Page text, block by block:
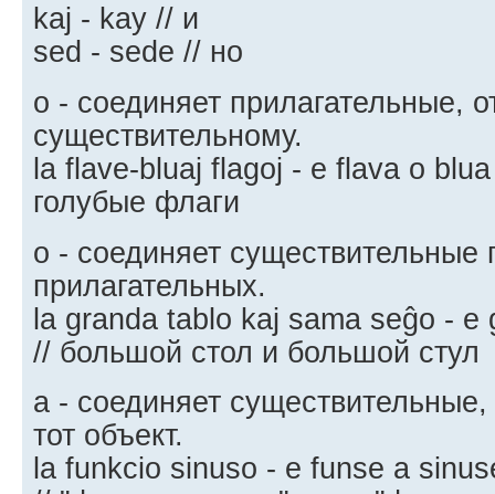
kaj - kay // и
sed - sede // но
o - соединяет прилагательные,
существительному.
la flave-bluaj flagoj - e flava o
голубые флаги
o - соединяет существительные
прилагательных.
la granda tablo kaj sama seĝo - e
// большой стол и большой стул
a - соединяет
тот объект.
la funkcio sinuso - e funse a